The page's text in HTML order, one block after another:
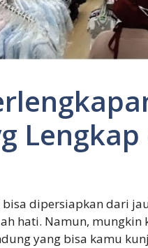
dipersiapkan dari
hati. Namun,
yang bisa kamu